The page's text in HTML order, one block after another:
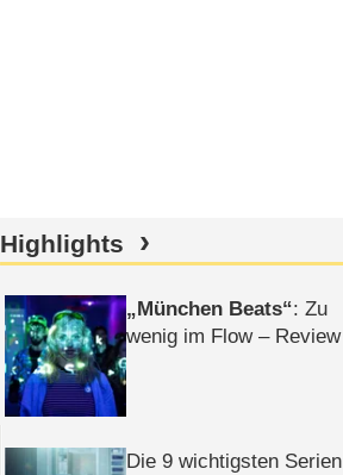
Highlights
München Beats : Zu
wenig im Flow – Review
Die 9 wichtigsten Serien